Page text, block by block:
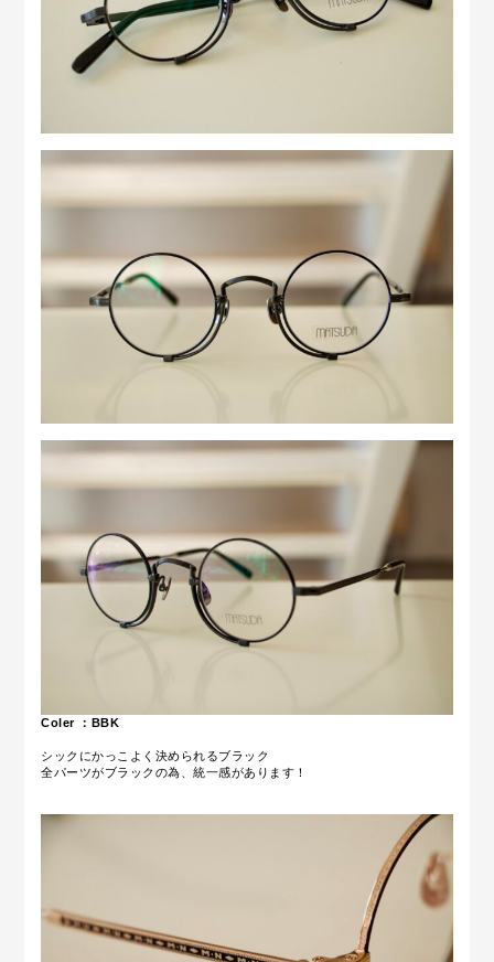
Coler ：BBK
シックにかっこよく決められるブラック
全パーツがブラックの為、統一感があります！